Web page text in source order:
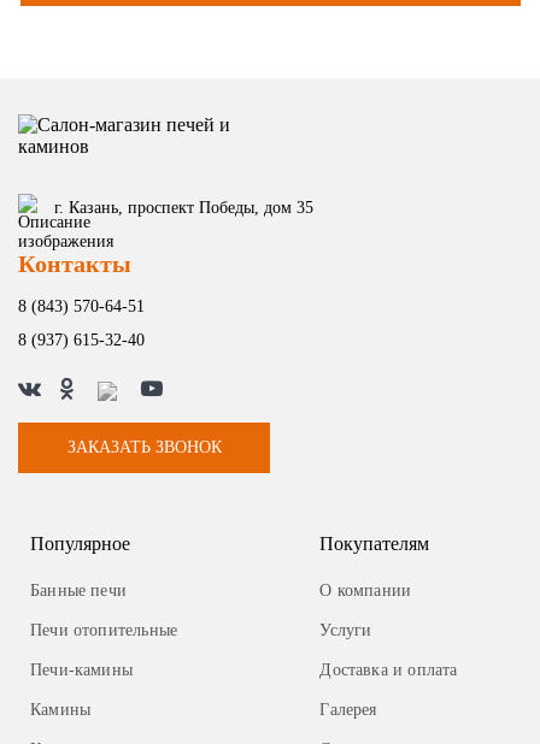
г. Казань, проспект Победы, дом 35
Контакты
8 (843) 570-64-51
8 (937) 615-32-40
ЗАКАЗАТЬ ЗВОНОК
Популярное
Банные печи
Печи отопительные
Печи-камины
Камины
Покупателям
О компании
Услуги
Доставка и оплата
Галерея